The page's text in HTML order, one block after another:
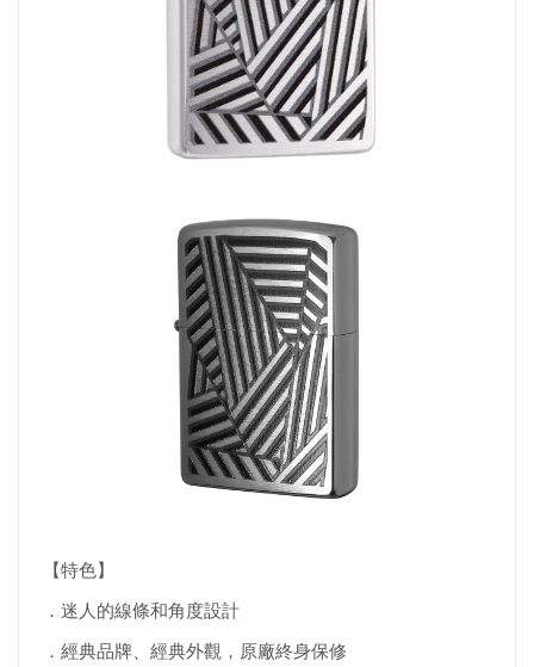
【特色】
．迷人的線條和角度設計
．經典品牌、經典外觀，原廠終身保修